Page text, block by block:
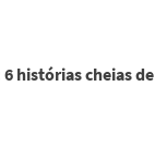
histórias cheias de